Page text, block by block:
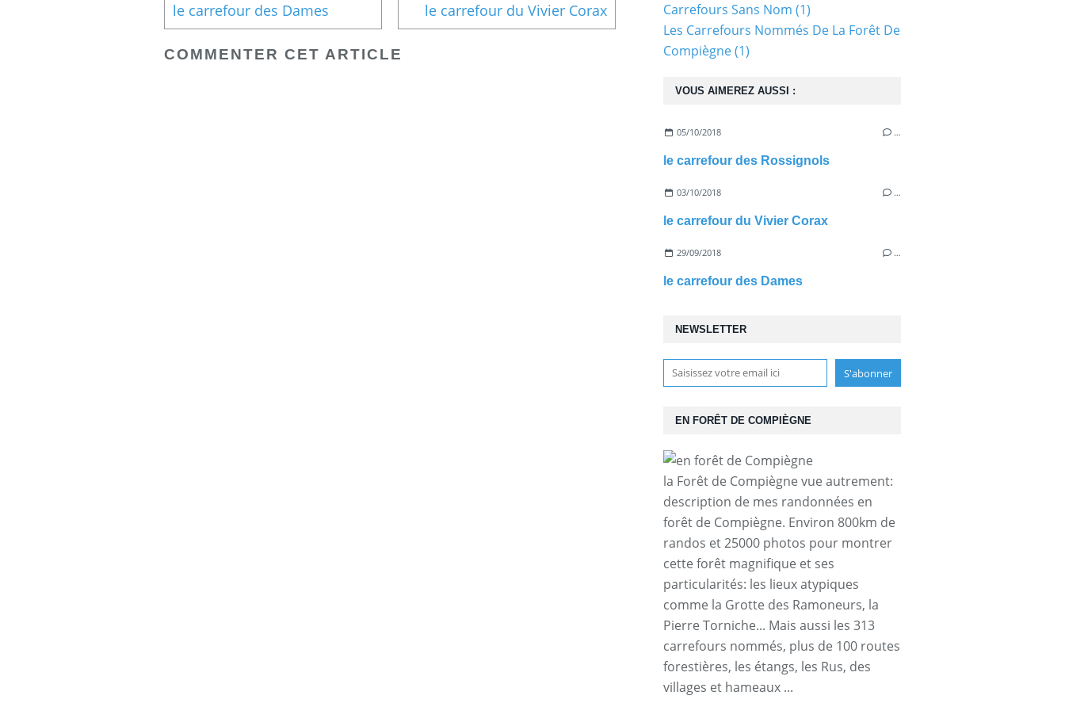
le carrefour des Dames le carrefour du Vivier Corax
COMMENTER CET ARTICLE
NEWSLETTER
EN FORÊT DE COMPIÈGNE
la Forêt de Compiègne vue autrement:
description de mes randonnées en
forêt de Compiègne. Environ 800km de
randos et 25000 photos pour montrer
cette forêt magnifique et ses
particularités: les lieux atypiques
comme la Grotte des Ramoneurs, la
Pierre Torniche... Mais aussi les 313
carrefours nommés, plus de 100 routes
forestières, les étangs, les Rus, des
villages et hameaux ...
VOUS AIMEREZ AUSSI :
05/10/2018 …
le carrefour des Rossignols
03/10/2018 …
le carrefour du Vivier Corax
29/09/2018 …
le carrefour des Dames
Carrefours Sans Nom (1)
Les Carrefours Nommés De La Forêt De
Compiègne(1)